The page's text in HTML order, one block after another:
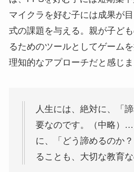
マイクラを好む子には成果が
式の課題を与える。親が子ど
るためのツールとしてゲーム
理知的なアプローチだと感じま
人生には、絶対に、「
要なのです。（中略）
に、「どう諦めるのか
ることも、大切な教育な